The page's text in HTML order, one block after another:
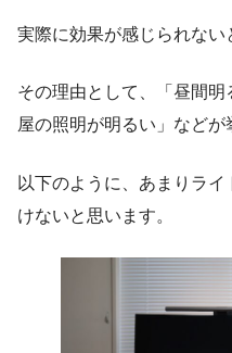
実際に効果が感じられない
その理由として、「昼間
屋の照明が明るい」などが
以下のように、あまりラ
けないと思います。